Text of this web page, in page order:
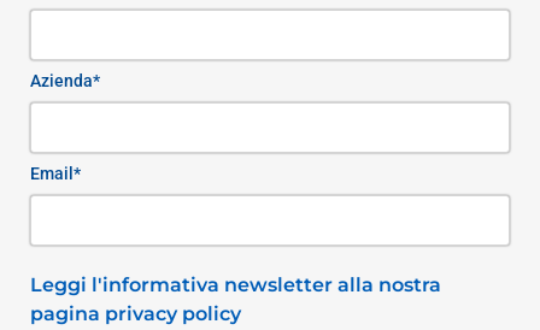
Azienda*
Email*
Leggi l'informativa newsletter alla nostra
pagina privacy policy